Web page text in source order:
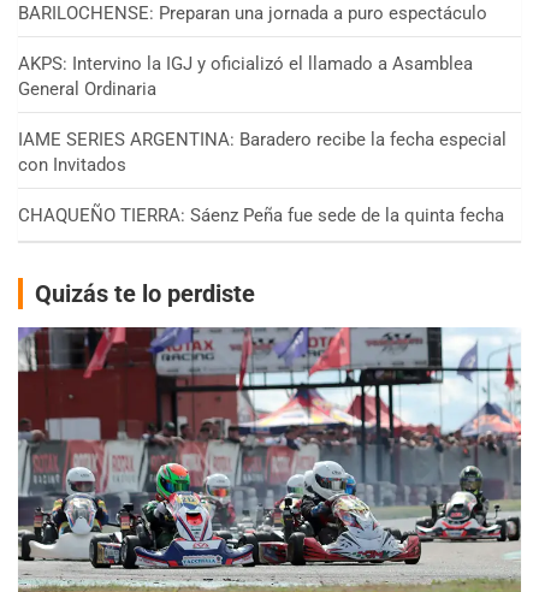
BARILOCHENSE: Preparan una jornada a puro espectáculo
AKPS: Intervino la IGJ y oficializó el llamado a Asamblea
General Ordinaria
IAME SERIES ARGENTINA: Baradero recibe la fecha especial
con Invitados
CHAQUEÑO TIERRA: Sáenz Peña fue sede de la quinta fecha
Quizás te lo perdiste